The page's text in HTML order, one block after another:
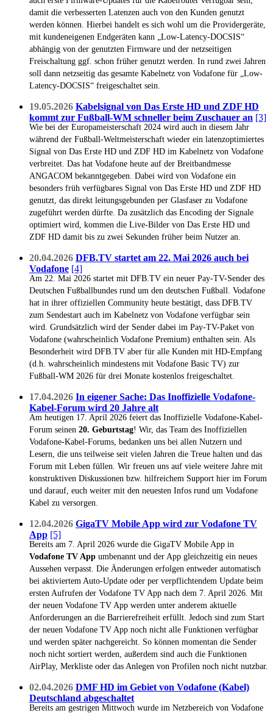
damit die verbesserten Latenzen auch von den Kunden genutzt
werden können. Hierbei handelt es sich wohl um die Providergeräte,
mit kundeneigenen Endgeräten kann „Low-Latency-DOCSIS“
abhängig von der genutzten Firmware und der netzseitigen
Freischaltung ggf. schon früher genutzt werden. In rund zwei Jahren
soll dann netzseitig das gesamte Kabelnetz von Vodafone für „Low-
Latency-DOCSIS“ freigeschaltet sein.
19.05.2026 Kabelsignal von Das Erste HD und ZDF HD
kommt zur Fußball-WM schneller beim Zuschauer an [3]
Wie bei der Europameisterschaft 2024 wird auch in diesem Jahr
während der Fußball-Weltmeisterschaft wieder ein latenzoptimiertes
Signal von Das Erste HD und ZDF HD im Kabelnetz von Vodafone
verbreitet. Das hat Vodafone heute auf der Breitbandmesse
ANGACOM bekanntgegeben. Dabei wird von Vodafone ein
besonders früh verfügbares Signal von Das Erste HD und ZDF HD
genutzt, das direkt leitungsgebunden per Glasfaser zu Vodafone
zugeführt werden dürfte. Da zusätzlich das Encoding der Signale
optimiert wird, kommen die Live-Bilder von Das Erste HD und
ZDF HD damit bis zu zwei Sekunden früher beim Nutzer an.
20.04.2026 DFB.TV startet am 22. Mai 2026 auch bei
Vodafone [4]
Am 22. Mai 2026 startet mit DFB.TV ein neuer Pay-TV-Sender des
Deutschen Fußballbundes rund um den deutschen Fußball. Vodafone
hat in ihrer offiziellen Community heute bestätigt, dass DFB.TV
zum Sendestart auch im Kabelnetz von Vodafone verfügbar sein
wird. Grundsätzlich wird der Sender dabei im Pay-TV-Paket von
Vodafone (wahrscheinlich Vodafone Premium) enthalten sein. Als
Besonderheit wird DFB.TV aber für alle Kunden mit HD-Empfang
(d.h. wahrscheinlich mindestens mit Vodafone Basic TV) zur
Fußball-WM 2026 für drei Monate kostenlos freigeschaltet.
17.04.2026 In eigener Sache: Das Inoffizielle Vodafone-
Kabel-Forum wird 20 Jahre alt
Am heutigen 17. April 2026 feiert das Inoffizielle Vodafone-Kabel-
Forum seinen 20. Geburtstag! Wir, das Team des Inoffiziellen
Vodafone-Kabel-Forums, bedanken uns bei allen Nutzern und
Lesern, die uns teilweise seit vielen Jahren die Treue halten und das
Forum mit Leben füllen. Wir freuen uns auf viele weitere Jahre mit
konstruktiven Diskussionen bzw. hilfreichem Support hier im Forum
und darauf, euch weiter mit den neuesten Infos rund um Vodafone
Kabel zu versorgen.
12.04.2026 GigaTV Mobile App wird zur Vodafone TV
App [5]
Bereits am 7. April 2026 wurde die GigaTV Mobile App in
Vodafone TV App umbenannt und der App gleichzeitig ein neues
Aussehen verpasst. Die Änderungen erfolgen entweder automatisch
bei aktiviertem Auto-Update oder per verpflichtendem Update beim
ersten Aufrufen der Vodafone TV App nach dem 7. April 2026. Mit
der neuen Vodafone TV App werden unter anderem aktuelle
Anforderungen an die Barrierefreiheit erfüllt. Jedoch sind zum Start
der neuen Vodafone TV App noch nicht alle Funktionen verfügbar
und werden später nachgereicht. So können momentan die Sender
noch nicht sortiert werden, außerdem sind auch die Funktionen
AirPlay, Merkliste oder das Anlegen von Profilen noch nicht nutzbar.
02.04.2026 DMF HD im Gebiet von Vodafone (Kabel)
Deutschland abgeschaltet
Bereits am gestrigen Mittwoch wurde im Netzbereich von Vodafone